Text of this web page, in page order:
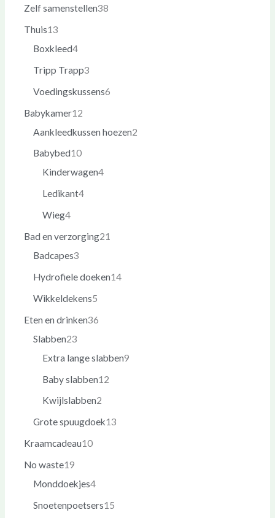
Zelf samenstellen38
Thuis13
Boxkleed4
Tripp Trapp3
Voedingskussens6
Babykamer12
Aankleedkussen hoezen2
Babybed10
Kinderwagen4
Ledikant4
Wieg4
Bad en verzorging21
Badcapes3
Hydrofiele doeken14
Wikkeldekens5
Eten en drinken36
Slabben23
Extra lange slabben9
Baby slabben12
Kwijlslabben2
Grote spuugdoek13
Kraamcadeau10
No waste19
Monddoekjes4
Snoetenpoetsers15